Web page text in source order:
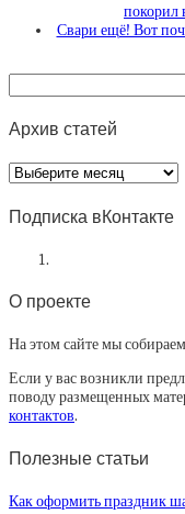
покорил
Свари ещё! Вот
Архив статей
Архив
статей
Подписка вКонтакте
О проекте
На этом сайте мы
Если у вас возникли
поводу размещенных
контактов.
Полезные статьи
Как оформить праздник